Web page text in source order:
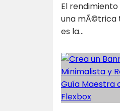
El rendimiento
una mÃ©trica
es la…